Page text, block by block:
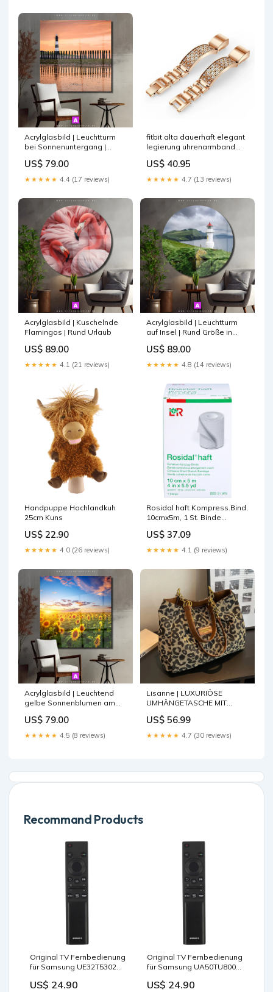
Acrylglasbild | Leuchtturm
bei Sonnenuntergang |
US$ 79.00
★★★★★ 4.4 (17 reviews)
fitbit alta dauerhaft elegant
legierung uhrenarmband
US$ 40.95
★★★★★ 4.7 (13 reviews)
Acrylglasbild | Kuschelnde
Flamingos | Rund Urlaub
US$ 89.00
★★★★★ 4.1 (21 reviews)
Acrylglasbild | Leuchtturm
auf Insel | Rund Größe in
US$ 89.00
★★★★★ 4.8 (14 reviews)
Handpuppe Hochlandkuh
25cm Kuns
US$ 22.90
★★★★★ 4.0 (26 reviews)
Rosidal haft Kompress.Bind.
10cmx5m, 1 St. Binde
US$ 37.09
★★★★★ 4.1 (9 reviews)
Acrylglasbild | Leuchtend
gelbe Sonnenblumen am
Lichtreflektionen
US$ 79.00
★★★★★ 4.5 (8 reviews)
Lisanne | LUXURIÖSE
UMHÄNGETASCHE MIT
Nackenpullover
US$ 56.99
★★★★★ 4.7 (30 reviews)
Recommand Products
Original TV Fernbedienung
für Samsung UE32T5302
US$ 24.90
Original TV Fernbedienung
für Samsung UA50TU8000
wars
US$ 24.90